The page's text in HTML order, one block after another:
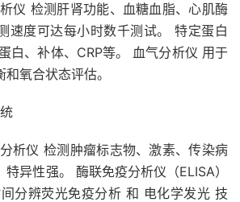
检测肝肾功能、血糖血脂、心肌酶
速度可达每小时数千测试。 特定蛋白
白、补体、CRP等。 血气分析仪 用于
氧合状态评估。
仪 检测肿瘤标志物、激素、传染病
异性强。 酶联免疫分析仪（ELISA）
分辨荧光免疫分析 和 电化学发光 技